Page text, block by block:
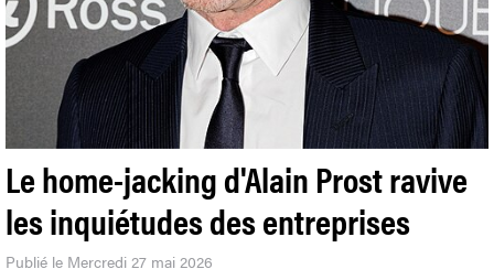
Le home-jacking d'Alain Prost ravive
les inquiétudes des entreprises
Publié le Mercredi 27 mai 2026